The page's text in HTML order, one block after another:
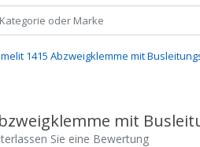
1415 Abzweigklemme mit
mit
Sie eine Bewertung